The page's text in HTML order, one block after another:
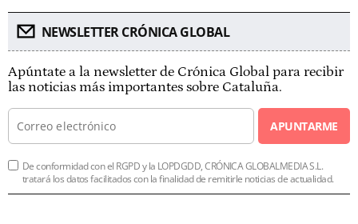
NEWSLETTER CRÓNICA GLOBAL
Apúntate a la newsletter de Crónica Global para recibir
las noticias más importantes sobre Cataluña.
APUNTARME
De conformidad con el RGPD y la LOPDGDD, CRÓNICA GLOBALMEDIA S.L.
tratará los datos facilitados con la finalidad de remitirle noticias de actualidad.